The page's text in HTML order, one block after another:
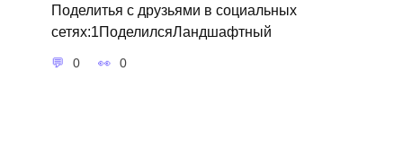
Поделитья с друзьями в социальных
сетях:1ПоделилсяЛандшафтный
0 0